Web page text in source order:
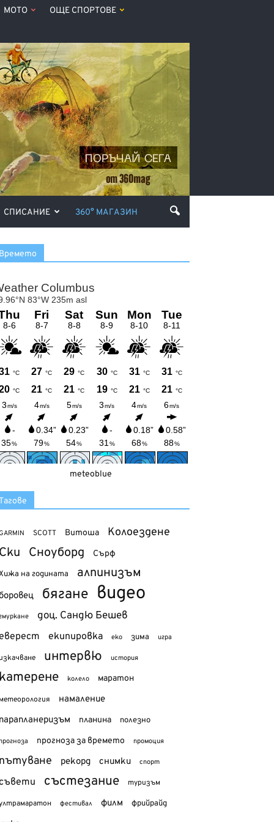
МОТО ОЩЕ СПОРТОВЕ
СПИСАНИЕ 360° МАГАЗИН
meteoblue
SCOTT Витоша Колоездене
Сноуборд Сърф
на годината алпинизъм
бягане видео
доц. Сандю Бешев
екипировка еко зима игра
интервю история
колело маратон
намаление
планина полезно
прогноза за времето промоция
рекорд снимки спорт
състезание туризъм
фестивал филм фрийрайд